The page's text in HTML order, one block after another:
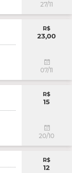
27/11
R$
23,00
07/11
R$
15
20/10
R$
12